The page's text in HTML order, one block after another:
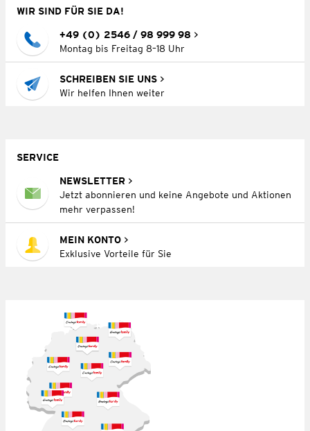
WIR SIND FÜR SIE DA!
+49 (0) 2546 / 98 999 98
Montag bis Freitag 8–18 Uhr
SCHREIBEN SIE UNS
Wir helfen Ihnen weiter
SERVICE
NEWSLETTER
Jetzt abonnieren und keine Angebote und Aktionen
mehr verpassen!
MEIN KONTO
Exklusive Vorteile für Sie